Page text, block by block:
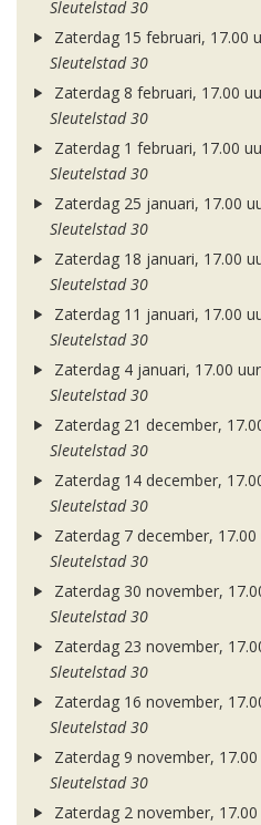
Sleutelstad 30
Zaterdag 15 februari, 17.00
Sleutelstad 30
Zaterdag 8 februari, 17.00
Sleutelstad 30
Zaterdag 1 februari, 17.00
Sleutelstad 30
Zaterdag 25 januari, 17.00
Sleutelstad 30
Zaterdag 18 januari, 17.00
Sleutelstad 30
Zaterdag 11 januari, 17.00
Sleutelstad 30
Zaterdag 4 januari, 17.00 uur
Sleutelstad 30
Zaterdag 21 december,
Sleutelstad 30
Zaterdag 14 december,
Sleutelstad 30
Zaterdag 7 december, 17.00
Sleutelstad 30
Zaterdag 30 november,
Sleutelstad 30
Zaterdag 23 november,
Sleutelstad 30
Zaterdag 16 november,
Sleutelstad 30
Zaterdag 9 november,
Sleutelstad 30
Zaterdag 2 november,